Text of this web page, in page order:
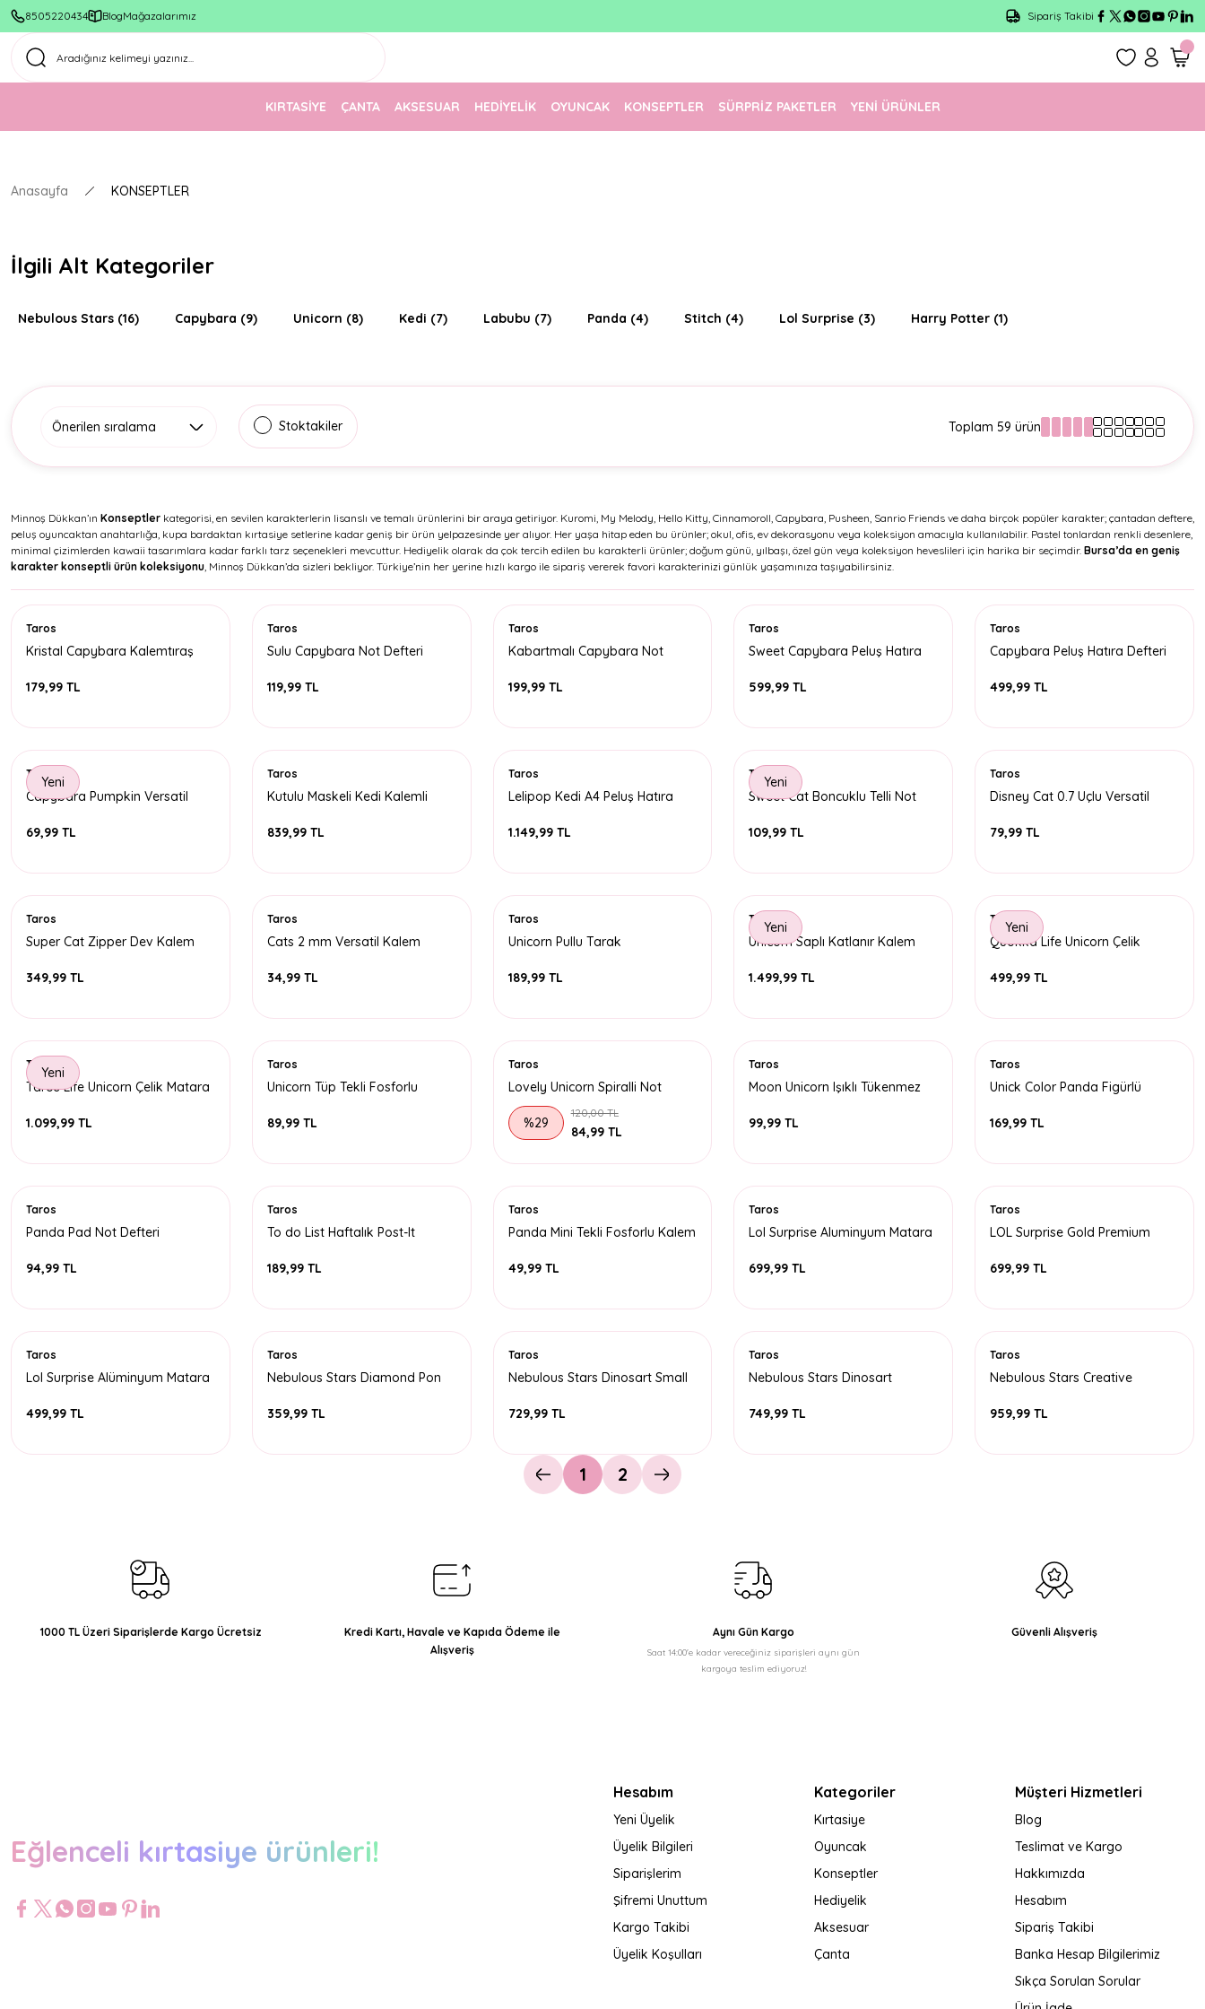
8505220434 BlogMağazalarımız
1500 TL Üzeri Ücretsiz Kargo
Sipariş Takibi
KIRTASİYE ÇANTA AKSESUAR HEDİYELİK OYUNCAK KONSEPTLER SÜRPRİZ PAKETLER YENİ ÜRÜNLER
Anasayfa KONSEPTLER
İlgili Alt Kategoriler
Nebulous Stars (16) Capybara (9) Unicorn (8) Kedi (7) Labubu (7) Panda (4) Stitch (4) Lol Surprise (3) Harry Potter (1)
Stoktakiler Toplam 59 ürün
Minnoş Dükkan’ın Konseptler kategorisi, en sevilen karakterlerin lisanslı ve temalı ürünlerini bir araya getiriyor. Kuromi, My Melody, Hello Kitty, Cinnamoroll, Capybara, Pusheen, Sanrio Friends ve daha birçok popüler karakter; çantadan deftere,
peluş oyuncaktan anahtarlığa, kupa bardaktan kırtasiye setlerine kadar geniş bir ürün yelpazesinde yer alıyor. Her yaşa hitap eden bu ürünler; okul, ofis, ev dekorasyonu veya koleksiyon amacıyla kullanılabilir. Pastel tonlardan renkli desenlere,
minimal çizimlerden kawaii tasarımlara kadar farklı tarz seçenekleri mevcuttur. Hediyelik olarak da çok tercih edilen bu karakterli ürünler; doğum günü, yılbaşı, özel gün veya koleksiyon heveslileri için harika bir seçimdir. Bursa’da en geniş
karakter konseptli ürün koleksiyonu, Minnoş Dükkan’da sizleri bekliyor. Türkiye’nin her yerine hızlı kargo ile sipariş vererek favori karakterinizi günlük yaşamınıza taşıyabilirsiniz.
Taros
Kristal Capybara Kalemtıraş
179,99 TL
Taros
Sulu Capybara Not Defteri
119,99 TL
Taros
Kabartmalı Capybara Not
199,99 TL
Taros
Sweet Capybara Peluş Hatıra
599,99 TL
Taros
Capybara Peluş Hatıra Defteri
499,99 TL
Yeni
Taros
Capybara Pumpkin Versatil
69,99 TL
Taros
Kutulu Maskeli Kedi Kalemli
839,99 TL
Taros
Lelipop Kedi A4 Peluş Hatıra
1.149,99 TL
Yeni
Taros
Sweet Cat Boncuklu Telli Not
109,99 TL
Taros
Disney Cat 0.7 Uçlu Versatil
79,99 TL
Taros
Super Cat Zipper Dev Kalem
349,99 TL
Taros
Cats 2 mm Versatil Kalem
34,99 TL
Taros
Unicorn Pullu Tarak
189,99 TL
Yeni
Taros
Unicorn Saplı Katlanır Kalem
1.499,99 TL
Yeni
Taros
Quokka Life Unicorn Çelik
499,99 TL
Yeni
Taros
Taros Life Unicorn Çelik Matara
1.099,99 TL
Taros
Unicorn Tüp Tekli Fosforlu
89,99 TL
Taros
Lovely Unicorn Spiralli Not
Defteri
%29
120,00 TL
84,99 TL
Taros
Moon Unicorn Işıklı Tükenmez
99,99 TL
Taros
Unick Color Panda Figürlü
169,99 TL
Taros
Panda Pad Not Defteri
94,99 TL
Taros
To do List Haftalık Post-It
189,99 TL
Taros
Panda Mini Tekli Fosforlu Kalem
49,99 TL
Taros
Lol Surprise Aluminyum Matara
699,99 TL
Taros
LOL Surprise Gold Premium
699,99 TL
Taros
Lol Surprise Alüminyum Matara
499,99 TL
Taros
Nebulous Stars Diamond Pon
359,99 TL
Taros
Nebulous Stars Dinosart Small
729,99 TL
Taros
Nebulous Stars Dinosart
749,99 TL
Taros
Nebulous Stars Creative
959,99 TL
1 2
1000 TL Üzeri Siparişlerde Kargo Ücretsiz
Kredi Kartı, Havale ve Kapıda Ödeme ile
Alışveriş
Aynı Gün Kargo
Saat 14:00'e kadar vereceğiniz siparişleri aynı gün
kargoya teslim ediyoruz!
Güvenli Alışveriş
Eğlenceli kırtasiye ürünleri!
Hesabım
Yeni Üyelik
Üyelik Bilgileri
Siparişlerim
Şifremi Unuttum
Kargo Takibi
Üyelik Koşulları
Kategoriler
Kırtasiye
Oyuncak
Konseptler
Hediyelik
Aksesuar
Çanta
Müşteri Hizmetleri
Blog
Teslimat ve Kargo
Hakkımızda
Hesabım
Sipariş Takibi
Banka Hesap Bilgilerimiz
Sıkça Sorulan Sorular